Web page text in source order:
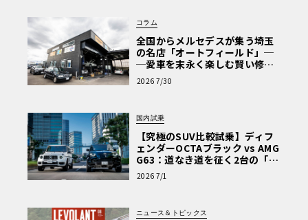
コラム
全国からメルセデスが集う埼玉
の名店「オートフィールド」─
─愛車を末永く楽しむ賢い修理
術と、プロがフックス製オイル
を選ぶ理由〈PR〉
2026 7/30
国内試乗
【究極のSUV比較試乗】ディフ
ェンダーOCTAブラック vs AMG
G63：道なき道を征く2台の「対
極的アプローチ」
2026 7/1
ニュース＆トピックス